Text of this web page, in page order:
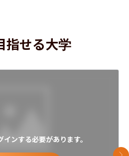
指せる大学
ンする必要があります。